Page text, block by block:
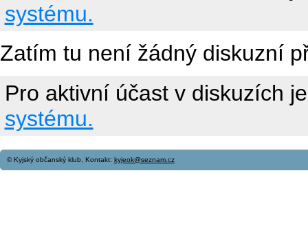
systému.
Zatím tu není žádný diskuzní
Pro aktivní účast v diskuzích
systému.
© Kyjský občanský klub, Kontakt: kyjeok@seznam.cz